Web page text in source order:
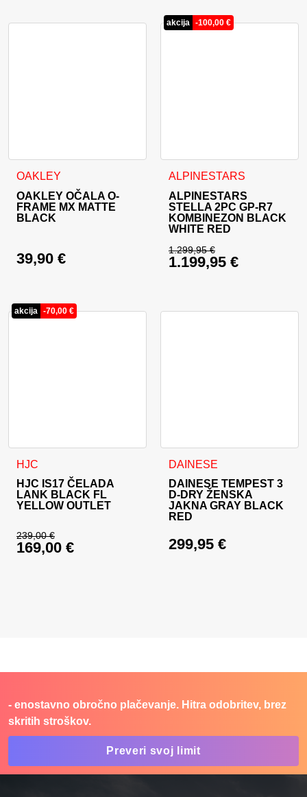
OAKLEY
OAKLEY OČALA O-
FRAME MX MATTE
BLACK
39,90 €
akcija -100,00 €
ALPINESTARS
ALPINESTARS
STELLA 2PC GP-R7
KOMBINEZON BLACK
WHITE RED
1.299,95€
Izvirna cena je bila:
1.199,95 €
Ta izdelek ima več različic.
akcija -70,00 €
HJC
HJC IS17 ČELADA
LANK BLACK FL
YELLOW OUTLET
239,00€
Izvirna cena je bila: 239,00 €.
169,00 €
Ta izdelek ima več različic. Možnosti lahko izberete na
DAINESE
DAINESE TEMPEST 3
D-DRY ŽENSKA
JAKNA GRAY BLACK
RED
299,95 €
Ta izdelek ima več različic.
- enostavno obročno plačevanje. Hitra odobritev, brez
skritih stroškov.
Preveri svoj limit